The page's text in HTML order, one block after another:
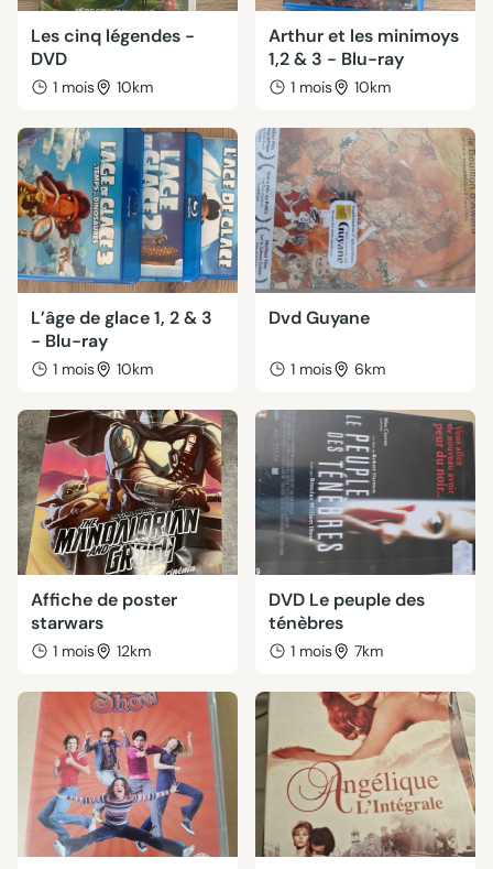
Les cinq légendes -
DVD
1 mois 10km
Arthur et les minimoys
1,2 & 3 - Blu-ray
1 mois 10km
L’âge de glace 1, 2 & 3
- Blu-ray
1 mois 10km
Dvd Guyane
1 mois 6km
Affiche de poster
starwars
1 mois 12km
DVD Le peuple des
ténèbres
1 mois 7km